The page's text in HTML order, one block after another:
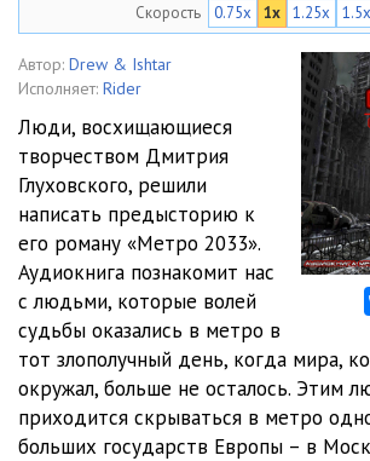
05. u0427u0430u0441 u0425.
06. u0427u0430u0441 u0425.
07. u0427u0430u0441 u0425.
08. u0427u0430u0441 u0425.
09. u0427u0430u0441 u0425.
10. u0427u0430u0441 u0425.
11. u0427u0430u0441 u0425.
12. u0427u0430u0441 u0425.
13. u0427u0430u0441 u0425.
14. u0427u0430u0441 u0425.
Скорость 0.75x 1x 1.25x 1.5x
Автор: Drew & Ishtar
Исполняет: Rider
Люди, восхищающиеся
творчеством Дмитрия
Глуховского, решили
написать предысторию к
его роману «Метро 2033».
Аудиокнига познакомит нас
с людьми, которые волей
судьбы оказались в метро в
тот злополучный день, когда мира,
окружал, больше не осталось. Этим
приходится скрываться в метро
больших государств Европы – в